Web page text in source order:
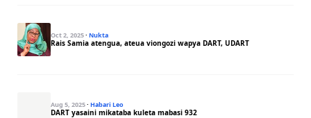
Oct 2, 2025· Nukta
Rais Samia atengua, ateua viongozi wapya DART, UDART
Aug 5, 2025· Habari Leo
DART yasaini mikataba kuleta mabasi 932